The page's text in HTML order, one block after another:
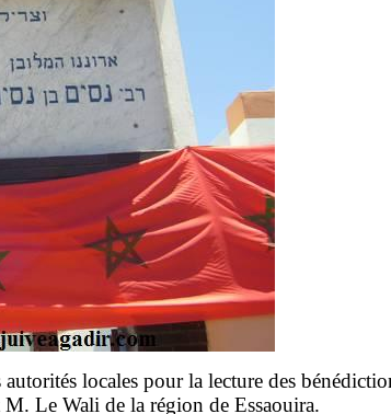
locales pour la lecture des
M. Le Wali de la région de Essaouira.